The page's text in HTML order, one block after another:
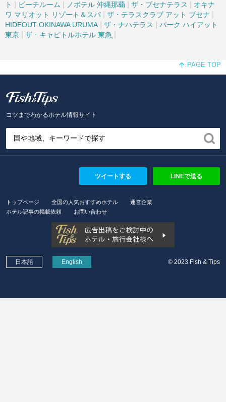
ト
ビーチルーム ノボテル 沖縄那覇 ザ・ブセナテラス
オキナ
ワ マリオット リゾート＆スパ
ザ・テラスクラブ アット ブセナ
HIDEOUT OKINAWA URUMA ザ・ナハテラス
パーク ハイアット
東京
ザ・キャピトルホテル 東急
PAGE TOP
コツまでわかるホテル情報サイト
ツイートする LINEで送る
トップページ 全国の人気おすすめホテル
運営企業
ホテル記事の掲載依頼
お問い合わせ
日本語 English © 2023 Fish & Tips